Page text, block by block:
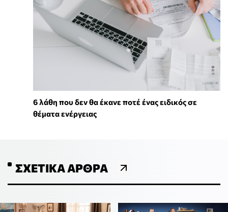
6 λάθη που δεν θα έκανε ποτέ ένας ειδικός σε
θέματα ενέργειας
ΣΧΕΤΙΚΆ ΆΡΘΡΑ